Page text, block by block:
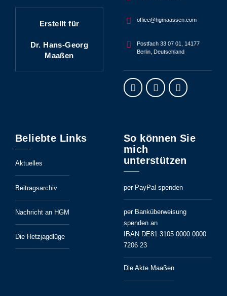
Erstellt für
Dr. Hans-Georg
Maaßen
office@hgmaassen.com
Postfach 33 07 01, 14177
Berlin, Deutschland
Beliebte Links
Aktuelles
Beitragsarchiv
Nachricht an HGM
Die Hetzjagdlüge
So können Sie
mich
unterstützen
per PayPal spenden
per Banküberweisung
spenden an
IBAN DE81 3105 0000 0000
7206 23
Die Akte Maaßen